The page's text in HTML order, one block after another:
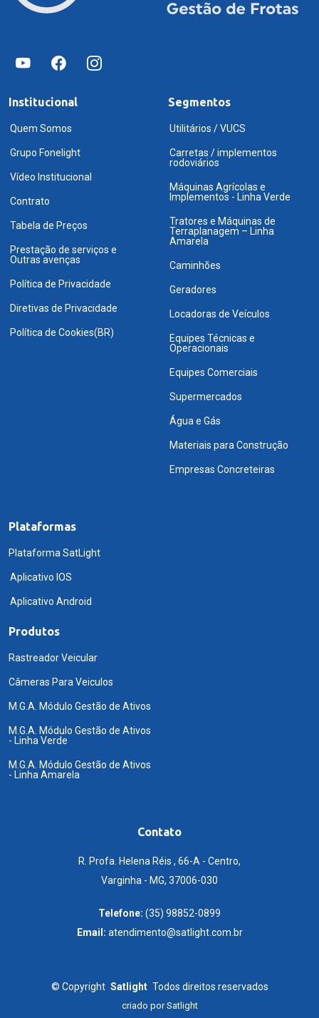
Institucional
Quem Somos
Grupo Fonelight
Vídeo Institucional
Contrato
Tabela de Preços
Prestação de serviços e
Outras avenças
Política de Privacidade
Diretivas de Privacidade
Política de Cookies(BR)
Segmentos
Utilitários / VUCS
Carretas / implementos
rodoviários
Máquinas Agrícolas e
Implementos - Linha Verde
Tratores e Máquinas de
Terraplanagem – Linha
Amarela
Caminhões
Geradores
Locadoras de Veículos
Equipes Técnicas e
Operacionais
Equipes Comerciais
Supermercados
Água e Gás
Materiais para Construção
Empresas Concreteiras
Plataformas
Plataforma SatLight
Aplicativo IOS
Aplicativo Android
Produtos
Rastreador Veicular
Câmeras Para Veiculos
M.G.A. Módulo Gestão de Ativos
M.G.A. Módulo Gestão de Ativos
- Linha Verde
M.G.A. Módulo Gestão de Ativos
- Linha Amarela
Contato
R. Profa. Helena Réis , 66-A - Centro,
Varginha - MG, 37006-030
Telefone: (35) 98852-0899
Email: atendimento@satlight.com.br
© Copyright Satlight Todos direitos reservados
criado porSatlight